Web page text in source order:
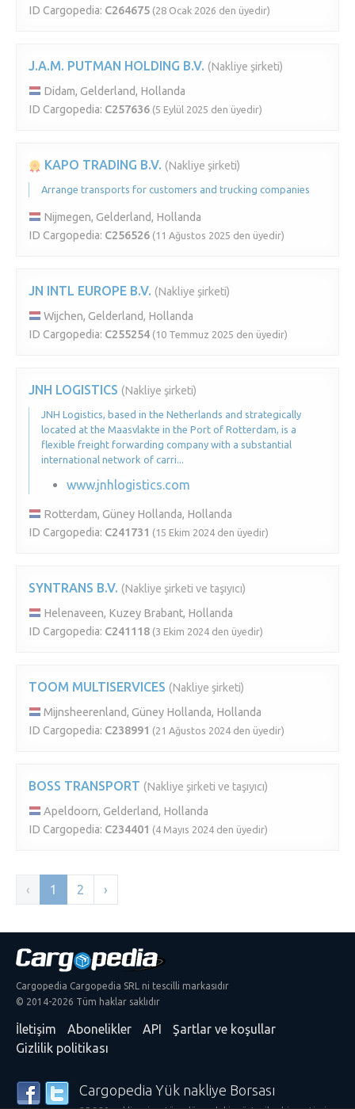
ID Cargopedia: C264675 (28 Ocak 2026 den üyedir)
J.A.M. PUTMAN HOLDING B.V. (Nakliye şirketi)
Didam, Gelderland, Hollanda
ID Cargopedia: C257636 (5 Eylül 2025 den üyedir)
KAPO TRADING B.V. (Nakliye şirketi)
Arrange transports for customers and trucking companies
Nijmegen, Gelderland, Hollanda
ID Cargopedia: C256526 (11 Ağustos 2025 den üyedir)
JN INTL EUROPE B.V. (Nakliye şirketi)
Wijchen, Gelderland, Hollanda
ID Cargopedia: C255254 (10 Temmuz 2025 den üyedir)
JNH LOGISTICS (Nakliye şirketi)
JNH Logistics, based in the Netherlands and strategically
located at the Maasvlakte in the Port of Rotterdam, is a
flexible freight forwarding company with a substantial
international network of carri...
www.jnhlogistics.com
Rotterdam, Güney Hollanda, Hollanda
ID Cargopedia: C241731 (15 Ekim 2024 den üyedir)
SYNTRANS B.V. (Nakliye şirketi ve taşıyıcı)
Helenaveen, Kuzey Brabant, Hollanda
ID Cargopedia: C241118 (3 Ekim 2024 den üyedir)
TOOM MULTISERVICES (Nakliye şirketi)
Mijnsheerenland, Güney Hollanda, Hollanda
ID Cargopedia: C238991 (21 Ağustos 2024 den üyedir)
BOSS TRANSPORT (Nakliye şirketi ve taşıyıcı)
Apeldoorn, Gelderland, Hollanda
ID Cargopedia: C234401 (4 Mayıs 2024 den üyedir)
‹ 1 2 ›
Cargopedia Cargopedia SRL ni tescilli markasıdır
© 2014-2026 Tüm haklar saklıdır
İletişim Abonelikler API
Şartlar ve koşullar
Gizlilik politikası
Cargopedia Yük nakliye Borsası